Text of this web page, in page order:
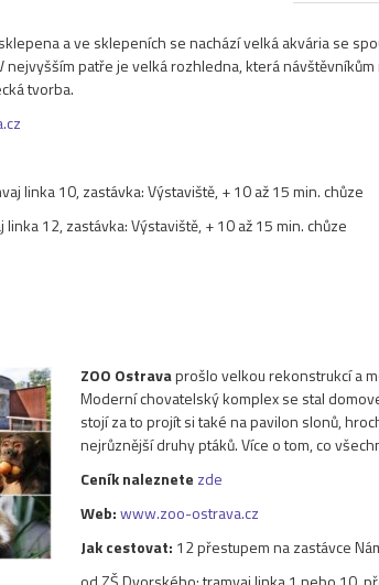
a ve sklepeních se nachází velká akvária se
nejvyšším patře je velká rozhledna, která
tvorba.
linka 10, zastávka: Výstaviště, + 10 až 15 min. chůze
linka 12, zastávka: Výstaviště, + 10 až 15 min. chůze
ZOO Ostravaprošlo velkou rekonstrukcí a
Moderní chovatelský komplex se stal
stojí za to projít si také na pavilon slonů,
nejrůznější druhy ptáků. Více o tom, co
Ceník naleznete zde
Web:www.zoo-ostrava.cz
Jak cestovat: 12 přestupem na zastávce